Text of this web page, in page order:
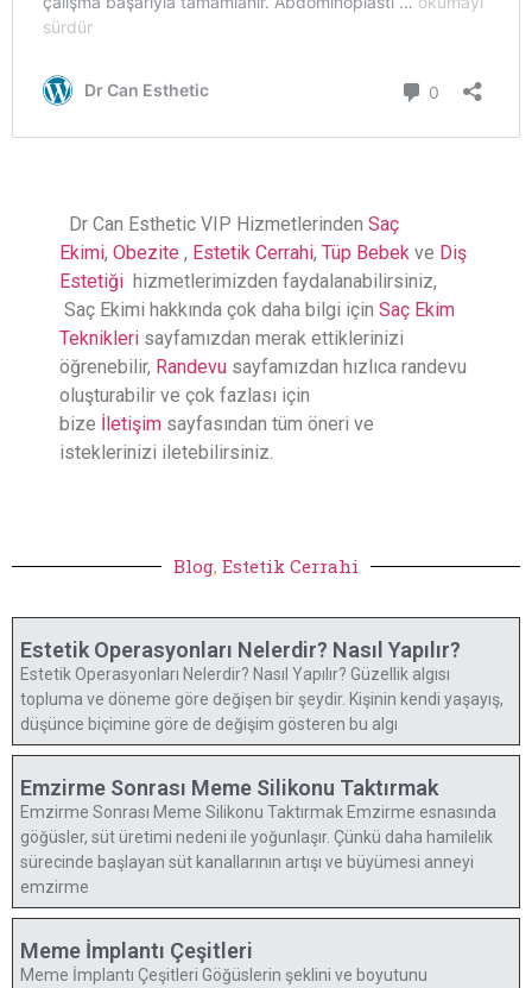
Dr Can Esthetic VIP Hizmetlerinden Saç
Ekimi, Obezite , Estetik Cerrahi, Tüp Bebek ve Diş
Estetiği hizmetlerimizden faydalanabilirsiniz,
Saç Ekimi hakkında çok daha bilgi için Saç Ekim
Teknikleri sayfamızdan merak ettiklerinizi
öğrenebilir, Randevu sayfamızdan hızlıca randevu
oluşturabilir ve çok fazlası için
bize İletişim sayfasından tüm öneri ve
isteklerinizi iletebilirsiniz.
Blog, Estetik Cerrahi
Estetik Operasyonları Nelerdir? Nasıl Yapılır?
Estetik Operasyonları Nelerdir? Nasıl Yapılır? Güzellik algısı
topluma ve döneme göre değişen bir şeydir. Kişinin kendi yaşayış,
düşünce biçimine göre de değişim gösteren bu algı
Emzirme Sonrası Meme Silikonu Taktırmak
Emzirme Sonrası Meme Silikonu Taktırmak Emzirme esnasında
göğüsler, süt üretimi nedeni ile yoğunlaşır. Çünkü daha hamilelik
sürecinde başlayan süt kanallarının artışı ve büyümesi anneyi
emzirme
Meme İmplantı Çeşitleri
Meme İmplantı Çeşitleri Göğüslerin şeklini ve boyutunu